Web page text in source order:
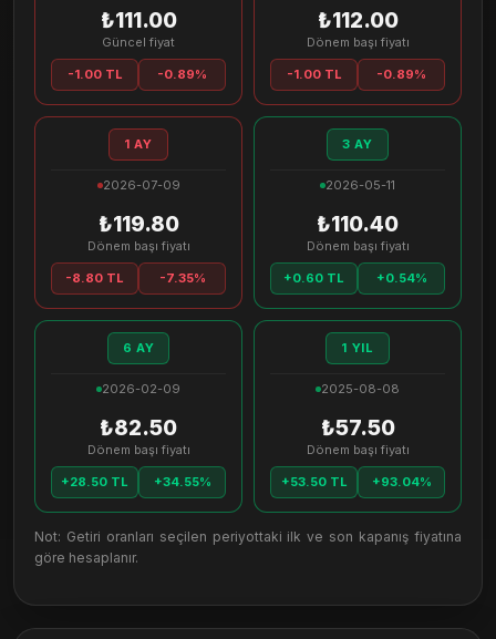
₺111.00
Güncel fiyat
-1.00 TL -0.89%
₺112.00
Dönem başı fiyatı
-1.00 TL -0.89%
1 AY
2026-07-09
₺119.80
Dönem başı fiyatı
-8.80 TL -7.35%
3 AY
2026-05-11
₺110.40
Dönem başı fiyatı
+0.60 TL +0.54%
6 AY
2026-02-09
₺82.50
Dönem başı fiyatı
+28.50 TL +34.55%
1 YIL
2025-08-08
₺57.50
Dönem başı fiyatı
+53.50 TL +93.04%
Not: Getiri oranları seçilen periyottaki ilk ve son kapanış fiyatına
göre hesaplanır.